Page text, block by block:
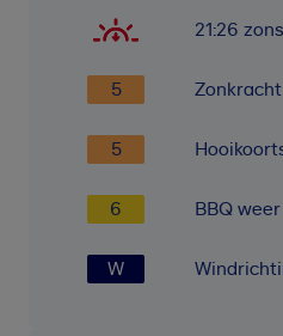
21:26
5
5
6 BBQ weer
W